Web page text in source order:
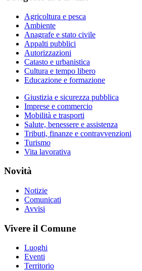
Agricoltura e pesca
Ambiente
Anagrafe e stato civile
Appalti pubblici
Autorizzazioni
Catasto e urbanistica
Cultura e tempo libero
Educazione e formazione
Giustizia e sicurezza pubblica
Imprese e commercio
Mobilità e trasporti
Salute, benessere e assistenza
Tributi, finanze e contravvenzioni
Turismo
Vita lavorativa
Novità
Notizie
Comunicati
Avvisi
Vivere il Comune
Luoghi
Eventi
Territorio